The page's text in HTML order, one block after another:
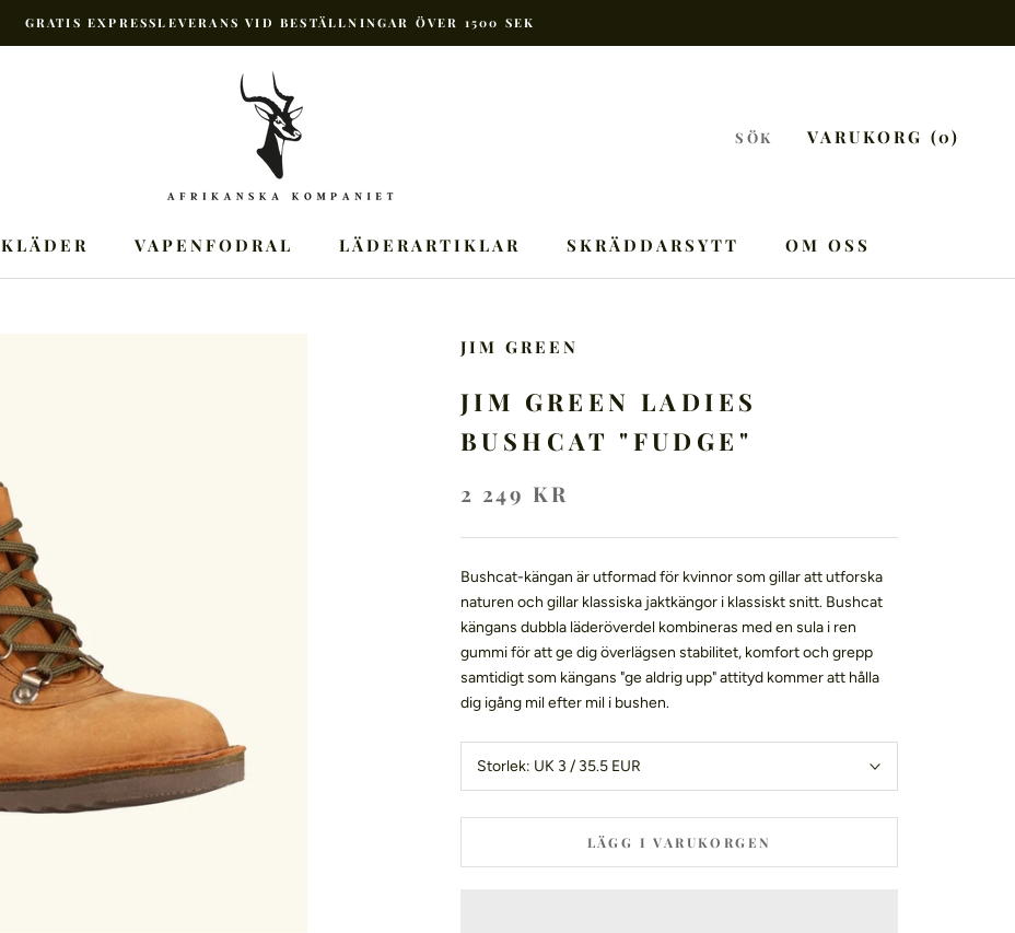
GRATIS EXPRESSLEVERANS VID BESTÄLLNINGAR ÖVER 1500 SEK
KLÄDER VAPENFODRAL LÄDERARTIKLAR SKRÄDDARSYTT
OM OSS
SÖK VARUKORG (0)
JIM GREEN
JIM GREEN LADIES
BUSHCAT "FUDGE"
2 249 KR
Bushcat-kängan är utformad för kvinnor som gillar att utforska
naturen och gillar klassiska jaktkängor i klassiskt snitt. Bushcat
kängans dubbla läderöverdel kombineras med en sula i ren
gummi för att ge dig överlägsen stabilitet, komfort och grepp
samtidigt som kängans "ge aldrig upp" attityd kommer att hålla
dig igång mil efter mil i bushen.
Storlek: UK 3 / 35.5 EUR
LÄGG I VARUKORGEN